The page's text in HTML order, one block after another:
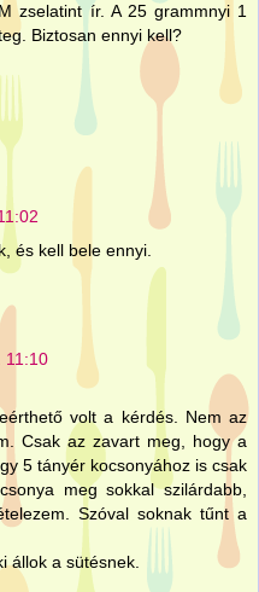
zselatint ír. A 25 grammnyi 1
Biztosan ennyi kell?
és kell bele ennyi.
11:10
volt a kérdés. Nem az
Csak az zavart meg, hogy a
5 tányér kocsonyához is csak
meg sokkal szilárdabb,
Szóval soknak tűnt a
állok a sütésnek.